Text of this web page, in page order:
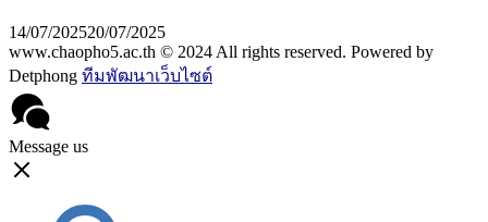
14/07/202520/07/2025
www.chaopho5.ac.th © 2024 All rights reserved. Powered by
Detphong ทีมพัฒนาเว็บไซต์
Message us